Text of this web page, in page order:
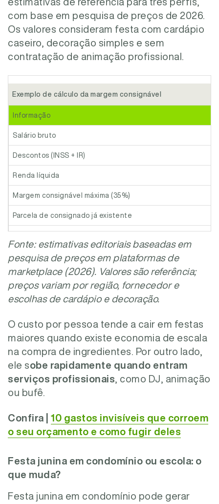
com base em pesquisa de preços de 2026.
Os valores consideram festa com cardápio
caseiro, decoração simples e sem
contratação de animação profissional.
Exemplo de cálculo da margem consignável
Informação
Salário bruto
Descontos (INSS + IR)
Renda líquida
Margem consignável máxima (35%)
Parcela de consignado já existente
Fonte: estimativas editoriais baseadas em
pesquisa de preços em plataformas de
marketplace (2026). Valores são referência;
preços variam por região, fornecedor e
escolhas de cardápio e decoração.
O custo por pessoa tende a cair em festas
maiores quando existe economia de escala
na compra de ingredientes. Por outro lado,
ele sobe rapidamente quando entram
serviços profissionais , como DJ, animação
ou bufê.
Confira |
10 gastos invisíveis que corroem
o seu orçamento e como fugir deles
Festa junina em condomínio ou escola: o
que muda?
Festa junina em condomínio pode gerar